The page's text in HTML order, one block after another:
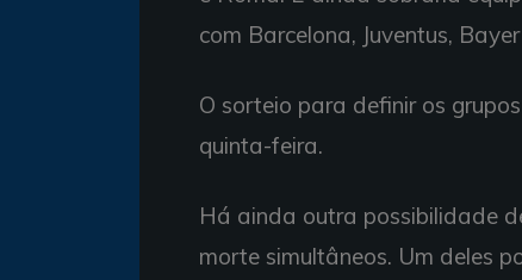
com Barcelona, Juventus,
O sorteio para definir os
quinta-feira.
Há ainda outra possibilidade
morte simultâneos. Um deles